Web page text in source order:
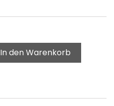
In den Warenkorb